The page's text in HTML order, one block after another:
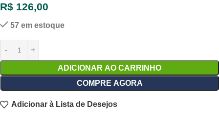
R$ 126,00
57 em estoque
ADICIONAR AO CARRINHO
COMPRE AGORA
Adicionar à Lista de Desejos